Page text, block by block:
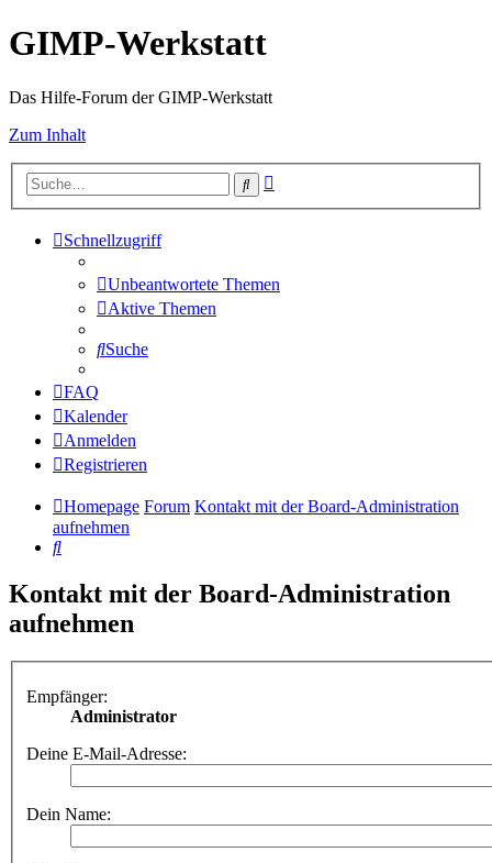
GIMP-Werkstatt
Das Hilfe-Forum der GIMP-Werkstatt
Zum Inhalt
Suche
Schnellzugriff
Unbeantwortete Themen
Aktive Themen
Suche
FAQ
Kalender
Anmelden
Registrieren
Homepage Forum Kontakt mit der Board-Administration
aufnehmen
Suche
Kontakt mit der Board-Administration
aufnehmen
Empfänger:
Administrator
Deine E-Mail-Adresse:
Dein Name: